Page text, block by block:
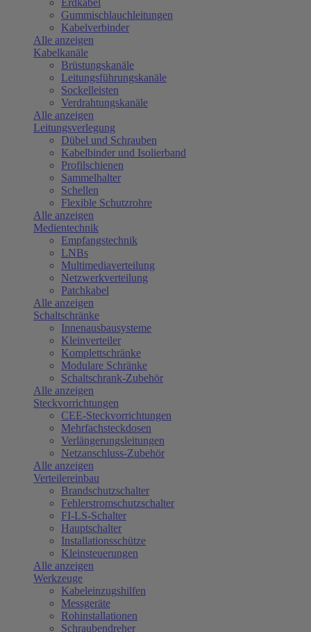
Erdkabel
Gummischlauchleitungen
Kabelverbinder
Alle anzeigen
Kabelkanäle
Brüstungskanäle
Leitungsführungskanäle
Sockelleisten
Verdrahtungskanäle
Alle anzeigen
Leitungsverlegung
Dübel und Schrauben
Kabelbinder und Isolierband
Profilschienen
Sammelhalter
Schellen
Flexible Schutzrohre
Alle anzeigen
Medientechnik
Empfangstechnik
LNBs
Multimediaverteilung
Netzwerkverteilung
Patchkabel
Alle anzeigen
Schaltschränke
Innenausbausysteme
Kleinverteiler
Komplettschränke
Modulare Schränke
Schaltschrank-Zubehör
Alle anzeigen
Steckvorrichtungen
CEE-Steckvorrichtungen
Mehrfachsteckdosen
Verlängerungsleitungen
Netzanschluss-Zubehör
Alle anzeigen
Verteilereinbau
Brandschutzschalter
Fehlerstromschutzschalter
FI-LS-Schalter
Hauptschalter
Installationsschütze
Kleinsteuerungen
Alle anzeigen
Werkzeuge
Kabeleinzugshilfen
Messgeräte
Rohinstallationen
Schraubendreher